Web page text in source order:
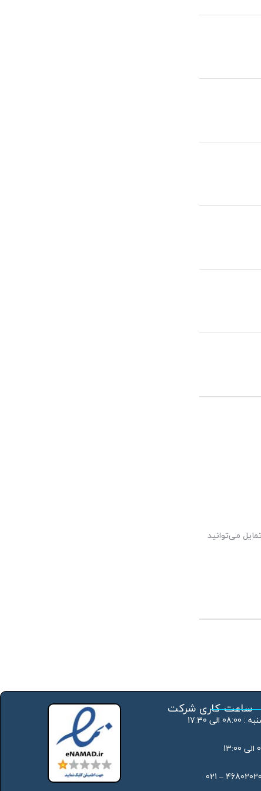
می‌توانید
ساعت کاری شرکت
17:30